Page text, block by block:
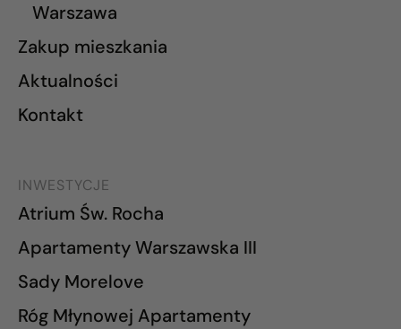
Warszawa
Zakup mieszkania
Aktualności
Kontakt
INWESTYCJE
Atrium Św. Rocha
Apartamenty Warszawska III
Sady Morelove
Róg Młynowej Apartamenty